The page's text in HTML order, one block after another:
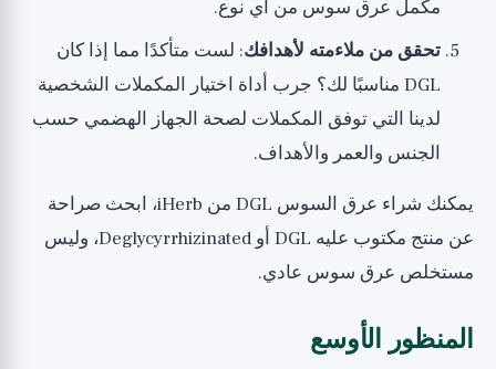
مكمل عرق سوس من أي نوع.
تحقق من ملاءمته لأهدافك: لست متأكدًا مما إذا كان
DGL مناسبًا لك؟ جرب
أداة اختيار المكملات الشخصية
لدينا التي توفق المكملات لصحة الجهاز الهضمي حسب
الجنس والعمر والأهداف.
يمكنك شراء عرق السوس DGL من iHerb
، ابحث صراحة
عن منتج مكتوب عليه DGL أو Deglycyrrhizinated، وليس
مستخلص عرق سوس عادي.
المنظور الأوسع